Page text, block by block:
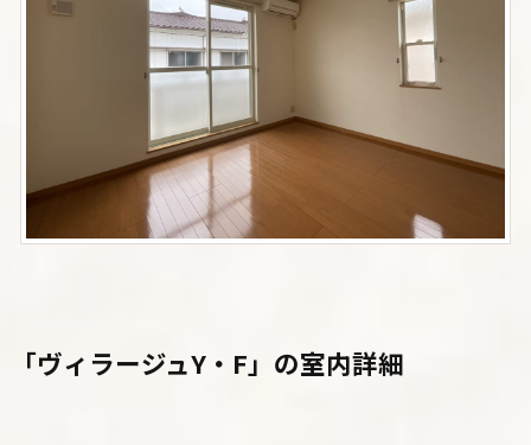
「ヴィラージュY・F」の室内詳細